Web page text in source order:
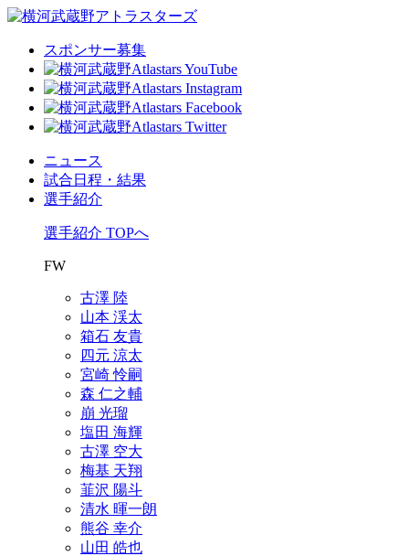
スポンサー募集
ニュース
試合日程・結果
選手紹介
選手紹介 TOPへ
FW
古澤 陸
山本 渓太
箱石 友貴
四元 涼太
宮崎 怜嗣
森 仁之輔
崩 光瑠
塩田 海輝
古澤 空大
梅基 天翔
韮沢 陽斗
清水 暉一朗
熊谷 幸介
山田 皓也